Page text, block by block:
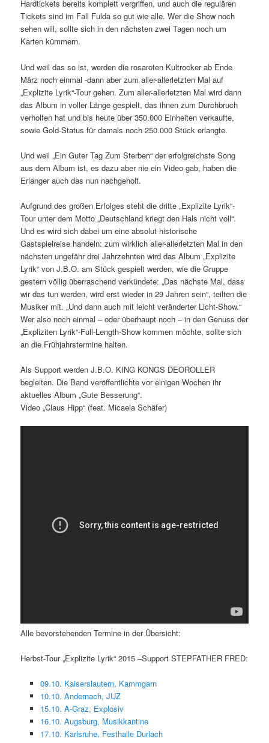
Hardtickets bereits komplett vergriffen, und auch die regulären
Tickets sind im Fall Fulda so gut wie alle. Wer die Show noch
sehen will, sollte sich in den nächsten zwei Tagen noch um
Karten kümmern.
Und weil das so ist, werden die rosaroten Kultrocker ab Ende
März noch einmal -dann aber zum aller-allerletzten Mal auf
„Explizite Lyrik“-Tour gehen. Zum aller-allerletzten Mal wird dann
das Album in voller Länge gespielt, das ihnen zum Durchbruch
verholfen hat und bis heute über 350.000 Einheiten verkaufte,
sowie Gold-Status für damals noch 250.000 Stück erlangte.
Und weil „Ein Guter Tag Zum Sterben“ der erfolgreichste Song
aus dem Album ist, es dazu aber nie ein Video gab, haben die
Erlanger auch das nun nachgeholt.
Aufgrund des großen Erfolges steht die dritte „Explizite Lyrik“-
Tour unter dem Motto „Deutschland kriegt den Hals nicht voll“.
Und es wird sich dabei um eine absolut historische
Gastspielreise handeln: zum wirklich aller-allerletzten Mal in den
nächsten ungefähr drei Jahrzehnten wird das Album „Explizite
Lyrik“ von J.B.O. am Stück gespielt werden, wie die Gruppe
gestern völlig überraschend verkündete: „Das nächste Mal, dass
wir das tun werden, wird erst wieder in 29 Jahren sein“, teilten die
Musiker mit. „Und dann auch mit leicht veränderter Licht-Show.“
Wer also noch einmal – oder überhaupt noch – in den Genuss der
„Expliziten Lyrik“-Full-Length-Show kommen möchte, sollte sich
an die Frühjahrstermine halten.
Als Support werden J.B.O. KING KONGS DEOROLLER
begleiten. Die Band veröffentlichte vor einigen Wochen ihr
aktuelles Album „Gute Besserung“.
Video „Claus Hipp“ (feat. Micaela Schäfer)
Alle bevorstehenden Termine in der Übersicht:
Herbst-Tour „Explizite Lyrik“ 2015 –Support STEPFATHER FRED:
09.10. Kaiserslautern, Kammgarn
10.10. Andernach, JUZ
15.10. A-Graz, Explosiv
16.10. Augsburg, Musikkantine
17.10. Karlsruhe, Festhalle Durlach